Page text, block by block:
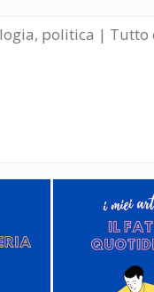
politica |